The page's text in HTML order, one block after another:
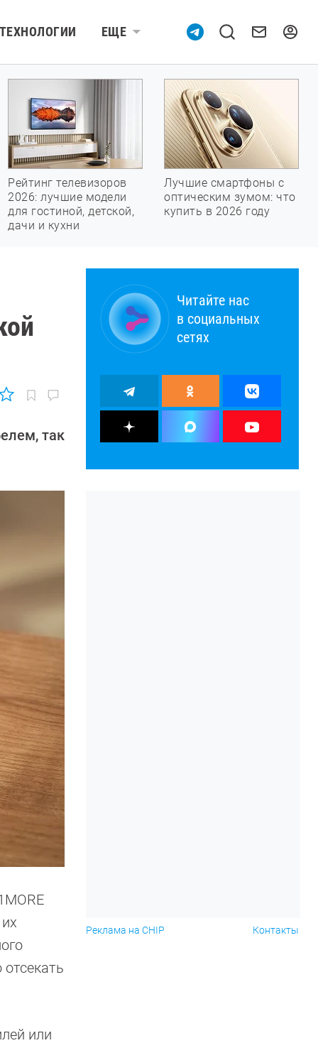
ТЕХНОЛОГИИ ЕЩЕ
Рейтинг телевизоров
2026: лучшие модели
для гостиной, детской,
дачи и кухни
Лучшие смартфоны с
оптическим зумом: что
купить в 2026 году
так
или
Читайте нас
в социальных
сетях
Реклама на CHIP Контакты